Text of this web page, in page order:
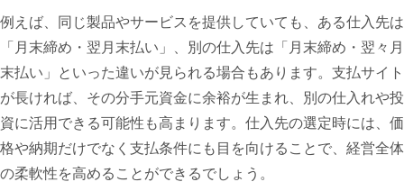
例えば、同じ製品やサービスを提供していても、ある仕入先は
「月末締め・翌月末払い」、別の仕入先は「月末締め・翌々月
末払い」といった違いが見られる場合もあります。支払サイト
が長ければ、その分手元資金に余裕が生まれ、別の仕入れや投
資に活用できる可能性も高まります。仕入先の選定時には、価
格や納期だけでなく支払条件にも目を向けることで、経営全体
の柔軟性を高めることができるでしょう。